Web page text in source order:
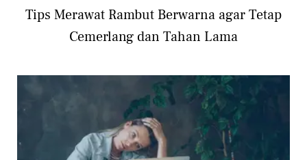
Tips Merawat Rambut Berwarna agar Tetap
Cemerlang dan Tahan Lama